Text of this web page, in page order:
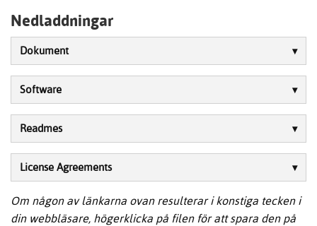
Nedladdningar
Dokument
Software
Readmes
License Agreements
Om någon av länkarna ovan resulterar i konstiga tecken i
din webbläsare, högerklicka på filen för att spara den på